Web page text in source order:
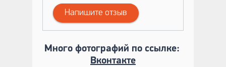
Напишите отзыв
Много фотографий по ссылке:
Вконтакте